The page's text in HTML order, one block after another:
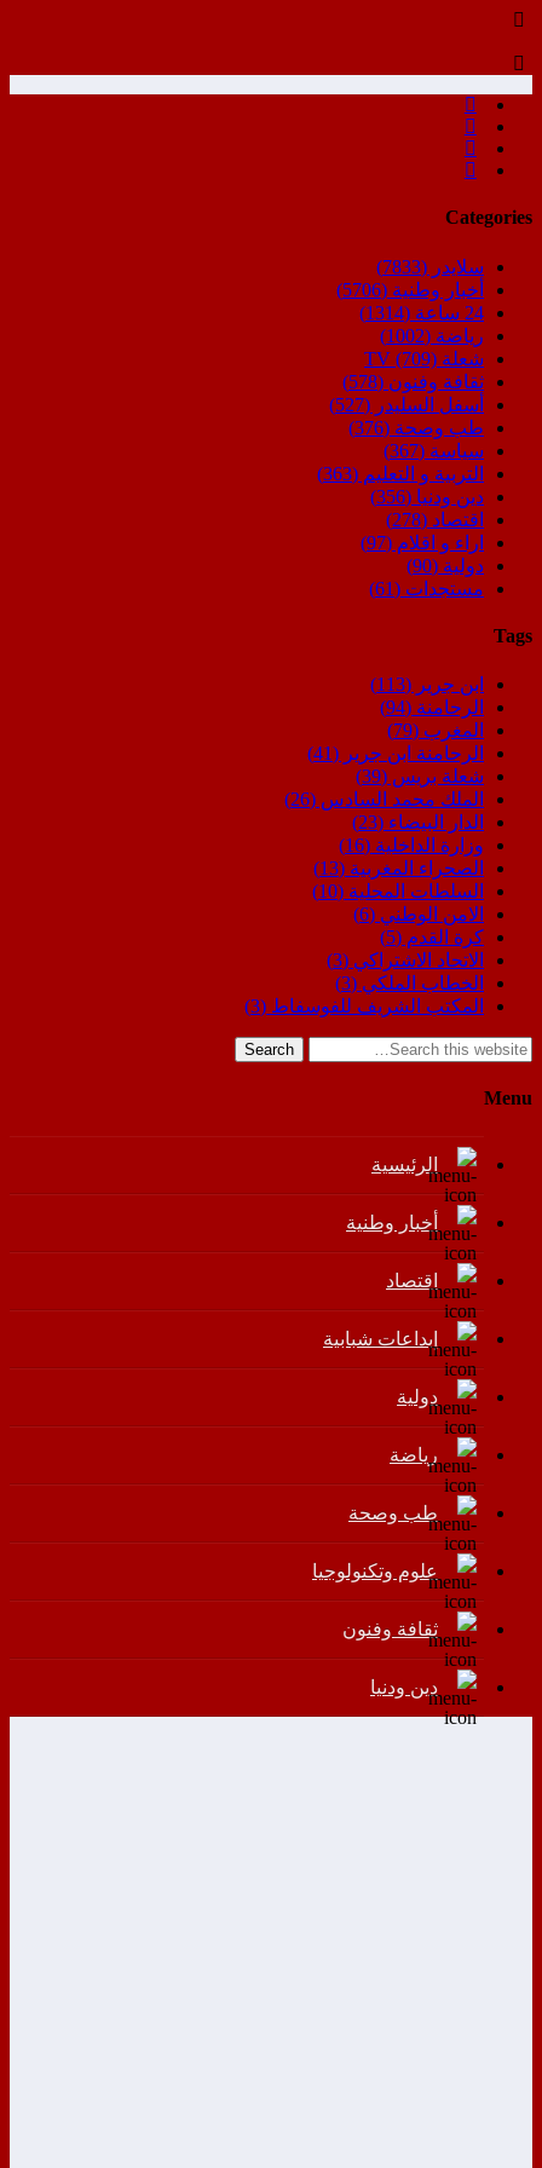
Categories
سلايدر (7833)
أخبار وطنية (5706)
24 ساعة
(1314)
رياضة (1002)
شعلة TV (709)
ثقافة وفنون (578)
أسفل السليدر (527)
طب وصحة (376)
سياسة (367)
التربية و التعليم (363)
دين ودنيا (356)
اقتصاد (278)
اراء و اقلام (97)
دولية (90)
مستجدات (61)
Tags
ابن جرير (113)
الرحامنة (94)
المغرب (79)
الرحامنة ابن جرير (41)
شعلة بريس (39)
الملك محمد السادس (26)
الدار البيضاء (23)
وزارة الداخلية (16)
الصحراء المغربية (13)
السلطات المحلية (10)
الامن الوطني (6)
كرة القدم (5)
الاتحاد الاشتراكي (3)
الخطاب الملكي (3)
المكتب الشريف للفوسفاط (3)
Search
Menu
الرئيسية
أخبار وطنية
اقتصاد
إبداعات شبابية
دولية
رياضة
طب وصحة
علوم وتكنولوجيا
ثقافة وفنون
دين ودنيا